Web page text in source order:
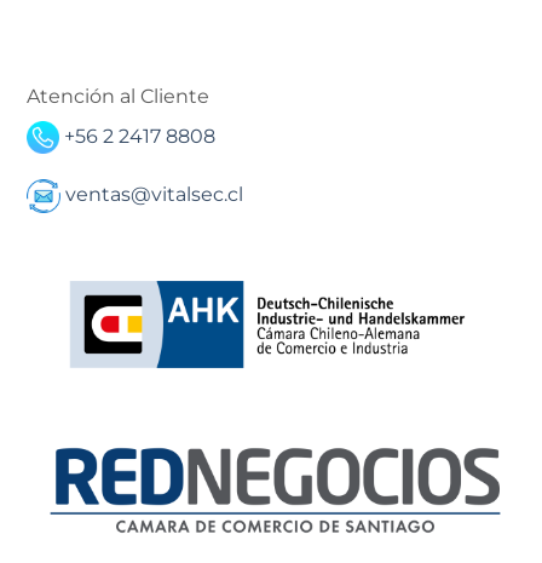
Atención al Cliente
+56 2 2417 8808
ventas@vitalsec.cl